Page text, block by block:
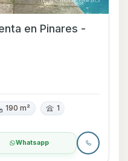
190 m² 1
Whatsapp